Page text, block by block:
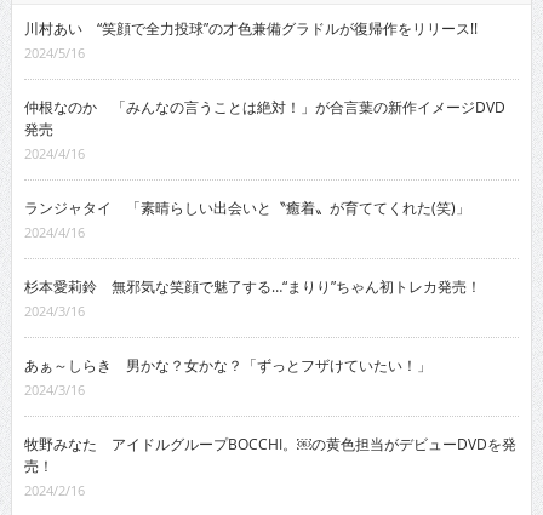
川村あい “笑顔で全力投球”の才色兼備グラドルが復帰作をリリース!!
2024/5/16
仲根なのか 「みんなの言うことは絶対！」が合言葉の新作イメージDVD
発売
2024/4/16
ランジャタイ 「素晴らしい出会いと〝癒着〟が育ててくれた(笑)」
2024/4/16
杉本愛莉鈴 無邪気な笑顔で魅了する…“まりり”ちゃん初トレカ発売！
2024/3/16
あぁ～しらき 男かな？女かな？「ずっとフザけていたい！」
2024/3/16
牧野みなた アイドルグループBOCCHI。￼の黄色担当がデビューDVDを発
売！
2024/2/16